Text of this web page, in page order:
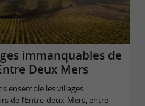
immanquables de
Deux Mers
ensemble les villages
de l’Entre-deux-Mers, entre